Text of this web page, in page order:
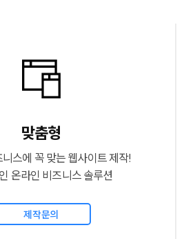
맞춤형
스에 꼭 맞는 웹사이트 제작!
온라인 비즈니스 솔루션
제작문의